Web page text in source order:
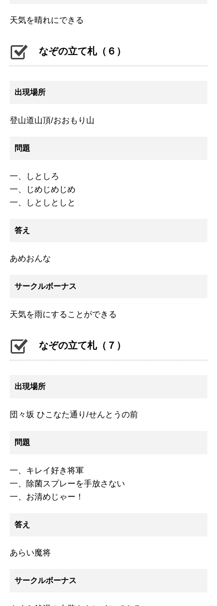
天気を晴れにできる
なぞの立て札（６）
出現場所
登山道山頂/おおもり山
問題
一、しとしろ
一、じめじめじめ
一、しとしとしと
答え
あめおんな
サークルボーナス
天気を雨にすることができる
なぞの立て札（７）
出現場所
団々坂 ひこなた通り/せんとうの前
問題
一、キレイ好き将軍
一、除菌スプレーを手放さない
一、お清めじゃー！
答え
あらい魔将
サークルボーナス